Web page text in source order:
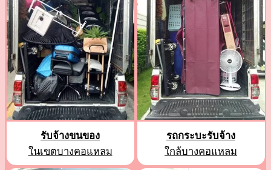
รับจ้างขนของ
ในเขตบางคอแหลม
รถกระบะรับจ้าง
ใกล้บางคอแหลม